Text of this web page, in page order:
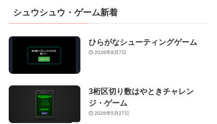
シュウシュウ・ゲーム新着
ひらがなシューティングゲーム
2026年8月7日
3桁区切り数はやときチャレン
ジ・ゲーム
2026年5月27日